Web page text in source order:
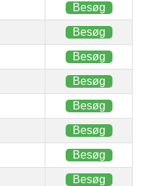
Besøg
Besøg
Besøg
Besøg
Besøg
Besøg
Besøg
Besøg